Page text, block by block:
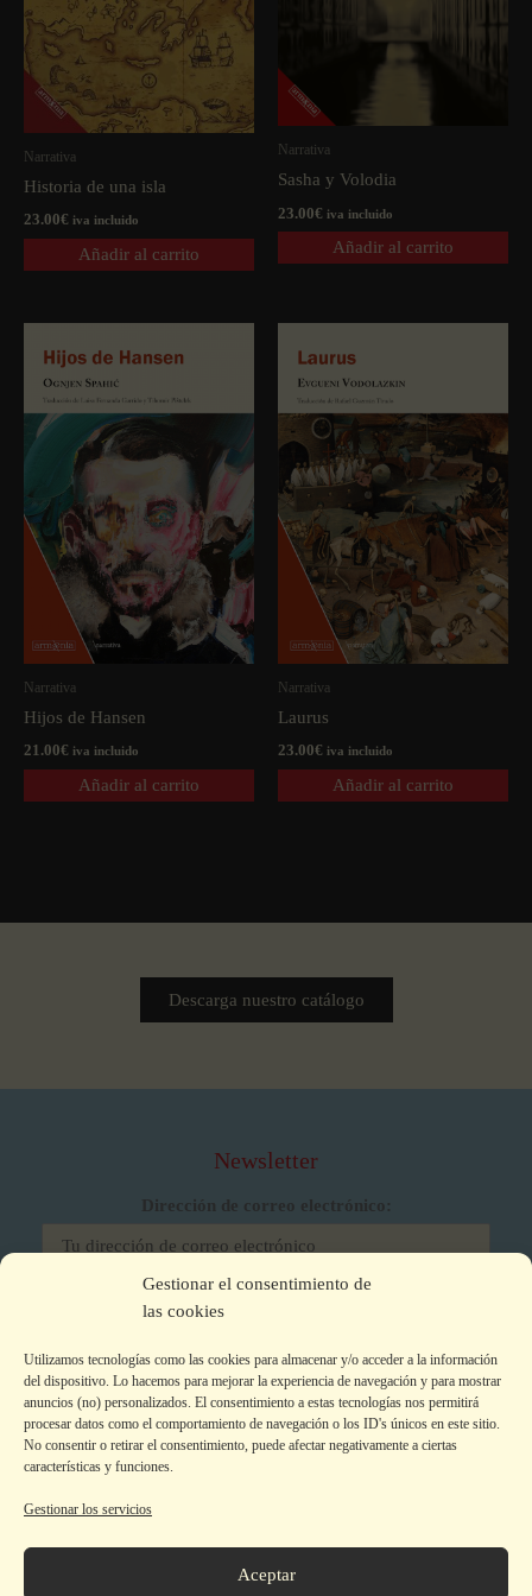
Gestionar el consentimiento de
las cookies
Utilizamos tecnologías como las cookies para almacenar y/o acceder a la información
del dispositivo. Lo hacemos para mejorar la experiencia de navegación y para mostrar
anuncios (no) personalizados. El consentimiento a estas tecnologías nos permitirá
procesar datos como el comportamiento de navegación o los ID's únicos en este sitio.
No consentir o retirar el consentimiento, puede afectar negativamente a ciertas
características y funciones.
Gestionar los servicios
Aceptar
Narrativa
Historia de una isla
23.00€ iva incluido
Añadir al carrito
Narrativa
Sasha y Volodia
23.00€ iva incluido
Añadir al carrito
Narrativa
Hijos de Hansen
21.00€ iva incluido
Añadir al carrito
Narrativa
Laurus
23.00€ iva incluido
Añadir al carrito
Descarga nuestro catálogo
Newsletter
Dirección de correo electrónico:
He leído y acepto los términos y condiciones
Colecciones